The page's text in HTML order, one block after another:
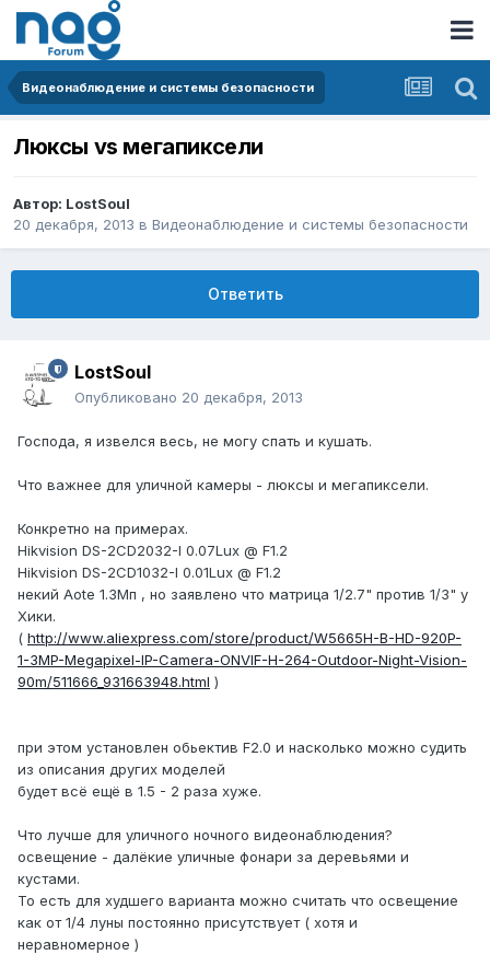
Видеонаблюдение и системы безопасности
Люксы vs мегапиксели
Автор: LostSoul
20 декабря, 2013 в Видеонаблюдение и системы безопасности
Ответить
LostSoul
Опубликовано 20 декабря, 2013
Господа, я извелся весь, не могу спать и кушать.
Что важнее для уличной камеры - люксы и мегапиксели.
Конкретно на примерах.
Hikvision DS-2CD2032-I 0.07Lux @ F1.2
Hikvision DS-2CD1032-I 0.01Lux @ F1.2
некий Aote 1.3Мп , но заявлено что матрица 1/2.7" против 1/3" у
Хики.
( http://www.aliexpress.com/store/product/W5665H-B-HD-920P-
1-3MP-Megapixel-IP-Camera-ONVIF-H-264-Outdoor-Night-Vision-
90m/511666_931663948.html )
при этом установлен обьектив F2.0 и насколько можно судить
из описания других моделей
будет всё ещё в 1.5 - 2 раза хуже.
Что лучше для уличного ночного видеонаблюдения?
освещение - далёкие уличные фонари за деревьями и
кустами.
То есть для худшего варианта можно считать что освещение
как от 1/4 луны постоянно присутствует ( хотя и
неравномерное )